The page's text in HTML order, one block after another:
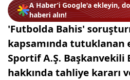
A Haber’i Google'a ekleyin,
haberi alın!
'Futbolda Bahis'
kapsamında tutuklanan
Sportif A.Ş. Başkanvekili
hakkında tahliye kararı